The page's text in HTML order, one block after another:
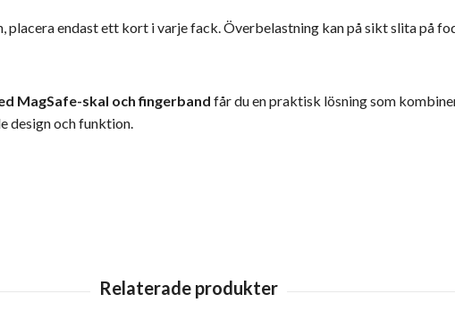
placera endast ett kort i varje fack. Överbelastning kan på sikt slita på
MagSafe-skal och fingerband får du en praktisk lösning som
design och funktion.